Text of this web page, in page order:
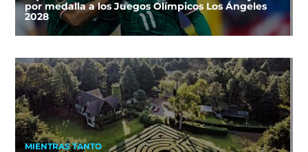
por medalla a los Juegos Olímpicos Los Ángeles
2028
MIENTRAS TANTO